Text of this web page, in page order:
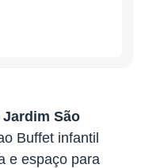
São
Buffet infantil
e espaço para